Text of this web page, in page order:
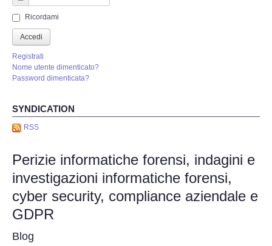
Perizia Dash Cam
Perizia software spia
Perizia Controllo lavoratori
Perizia DVR
Perizia IoT e IIoT
Perizia Ransomware Malware
Perizia Incidente Stradale
Password
Ricordami
Accedi
Registrati
Nome utente dimenticato?
Password dimenticata?
SYNDICATION
RSS
Perizie informatiche forensi, indagini e
investigazioni informatiche forensi,
cyber security, compliance aziendale e
GDPR
Blog